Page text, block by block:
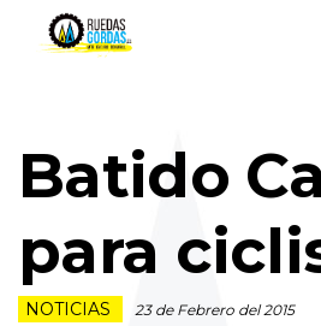
Batido
para
NOTICIAS 23 de Febrero del 2015